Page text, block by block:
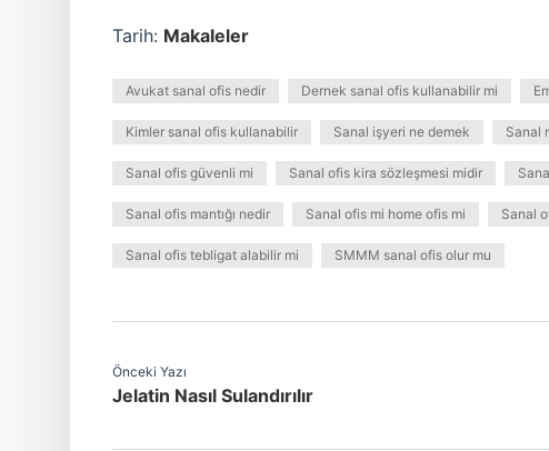
Tarih: Makaleler
Avukat sanal ofis nedir Dernek sanal ofis kullanabilir mi
Kimler sanal ofis kullanabilir Sanal işyeri ne demek Sanal
Sanal ofis güvenli mi Sanal ofis kira sözleşmesi midir
Sanal ofis mantığı nedir Sanal ofis mi home ofis mi Sanal
Sanal ofis tebligat alabilir mi SMMM sanal ofis olur mu
Önceki Yazı
Jelatin Nasıl Sulandırılır